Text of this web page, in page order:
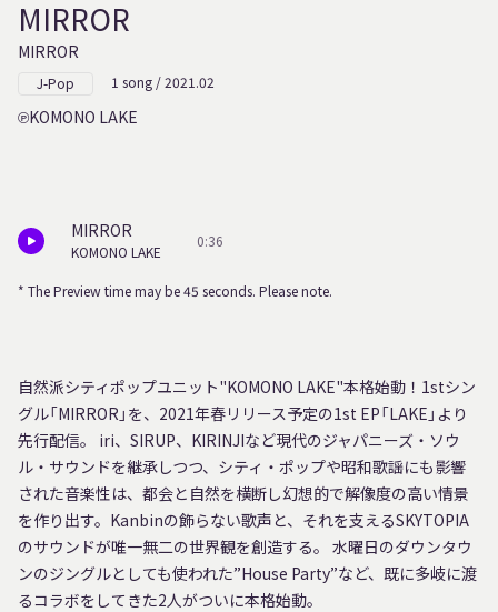
MIRROR
MIRROR
J-Pop 1 song / 2021.02
KOMONO LAKE
MIRROR
KOMONO LAKE
0:36
* The Preview time may be 45 seconds. Please note.
自然派シティポップユニット"KOMONO LAKE"本格始動！1stシン
グル「MIRROR」を、2021年春リリース予定の1st EP「LAKE」より
先行配信。 iri、SIRUP、KIRINJIなど現代のジャパニーズ・ソウ
ル・サウンドを継承しつつ、シティ・ポップや昭和歌謡にも影響
された音楽性は、都会と自然を横断し幻想的で解像度の高い情景
を作り出す。Kanbinの飾らない歌声と、それを支えるSKYTOPIA
のサウンドが唯一無二の世界観を創造する。 水曜日のダウンタウ
ンのジングルとしても使われた”House Party”など、既に多岐に渡
るコラボをしてきた2人がついに本格始動。